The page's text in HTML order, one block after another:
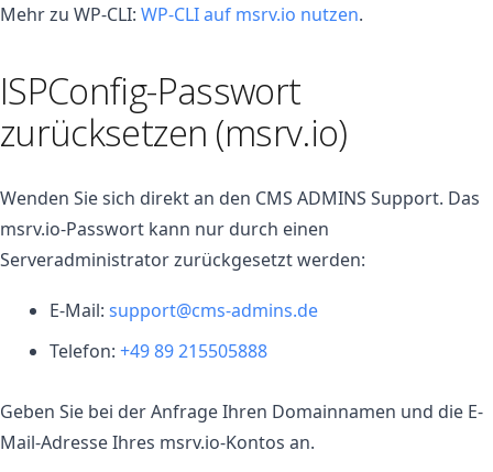
Mehr zu WP-CLI: WP-CLI auf msrv.io nutzen.
ISPConfig-Passwort
zurücksetzen (msrv.io)
Wenden Sie sich direkt an den CMS ADMINS Support. Das
msrv.io-Passwort kann nur durch einen
Serveradministrator zurückgesetzt werden:
E-Mail: support@cms-admins.de
Telefon: +49 89 215505888
Geben Sie bei der Anfrage Ihren Domainnamen und die E-
Mail-Adresse Ihres msrv.io-Kontos an.